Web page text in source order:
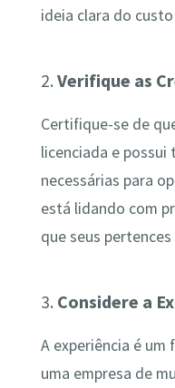
ideia clara do
2. Verifique as
Certifique-se de
licenciada e
necessárias para
está lidando com
que seus
3. Considere a
A experiência é um
uma empresa de